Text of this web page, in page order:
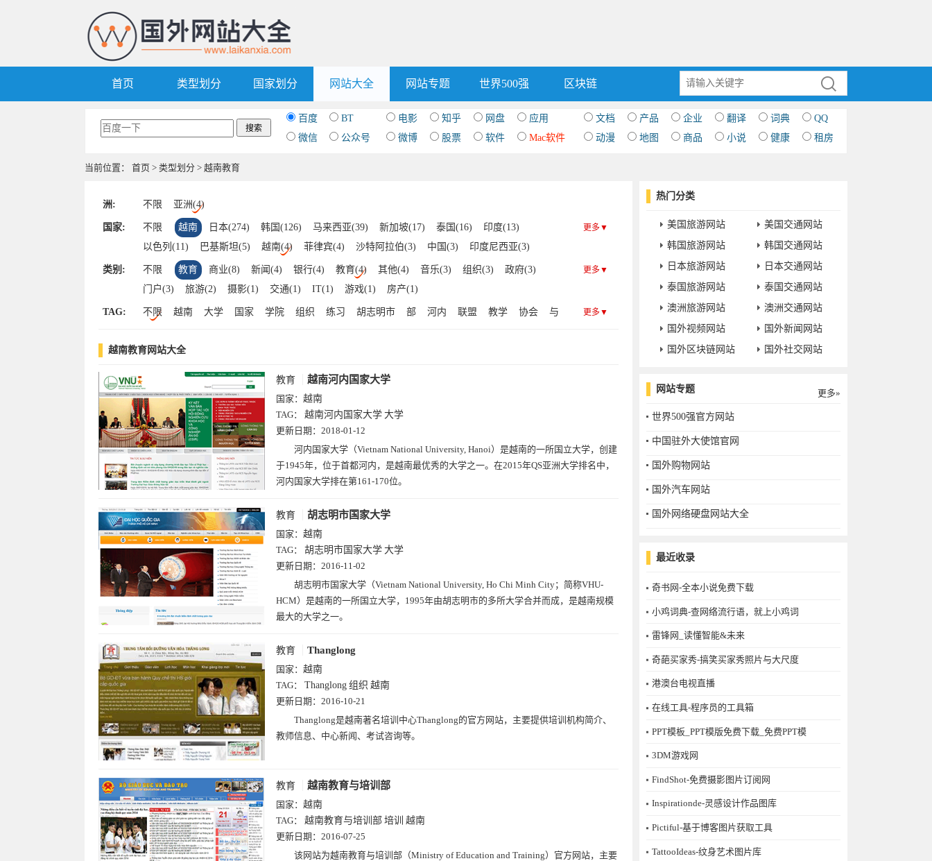
首页 类型划分 国家划分 网站大全 网站专题 世界500强 区块链
百度 BT 电影 知乎 网盘 应用 文档 产品 企业 翻译 词典
QQ
微信
公众号 微博 股票 软件 Mac软件 动漫 地图 商品 小说 健康 租房
当前位置： 首页 > 类型划分 > 越南教育
洲: 不限 亚洲(4)
国家: 不限 越南 日本(274) 韩国(126) 马来西亚(39) 新加坡(17) 泰国(16)
印度(13)
以色列(11)
巴基斯坦(5) 越南(4) 菲律宾(4) 沙特阿拉伯(3) 中国(3)
印度尼西亚(3)
阿联酋(2)
老挝(2) 孟加拉国(2) 柬埔寨(2) 缅甸(1) 伊拉克(1) 不丹(1)
文莱(1)
阿塞拜疆(1)
朝鲜(1) 伊朗(1) 哈萨克斯坦(1) 黎巴嫩(1) 尼泊尔(1)
更多▼
类别: 不限 教育 商业(8) 新闻(4) 银行(4) 教育(4) 其他(4) 音乐(3) 组织(3)
政府(3)
门户(3)
旅游(2) 摄影(1) 交通(1) IT(1) 游戏(1) 房产(1)
更多▼
TAG: 不限 越南 大学 国家 学院 组织 练习 胡志明市 部 河内 联盟 教学 协会
与
更多▼
越南教育网站大全
教育 越南河内国家大学
国家： 越南
TAG： 越南河内国家大学 大学
更新日期： 2018-01-12
河内国家大学（Vietnam National University, Hanoi）是越南的一所国立大学，创建
于1945年，位于首都河内，是越南最优秀的大学之一。在2015年QS亚洲大学排名中，
河内国家大学排在第161-170位。
教育 胡志明市国家大学
国家： 越南
TAG： 胡志明市国家大学 大学
更新日期： 2016-11-02
胡志明市国家大学（Vietnam National University, Ho Chi Minh City；简称VHU-
HCM）是越南的一所国立大学，1995年由胡志明市的多所大学合并而成，是越南规模
最大的大学之一。
教育 Thanglong
国家： 越南
TAG： Thanglong 组织 越南
更新日期： 2016-10-21
Thanglong是越南著名培训中心Thanglong的官方网站，主要提供培训机构简介、
教师信息、中心新闻、考试咨询等。
教育 越南教育与培训部
国家： 越南
TAG： 越南教育与培训部 培训
越南
更新日期： 2016-07-25
该网站为越南教育与培训部（Ministry of Education and Training）官方网站，主要
热门分类
美国旅游网站
美国交通网站
韩国旅游网站
韩国交通网站
日本旅游网站
日本交通网站
泰国旅游网站
泰国交通网站
澳洲旅游网站
澳洲交通网站
国外视频网站
国外新闻网站
国外区块链网站
国外社交网站
网站专题 更多»
世界500强官方网站
中国驻外大使馆官网
国外购物网站
国外汽车网站
国外网络硬盘网站大全
最近收录
奇书网-全本小说免费下载
小鸡词典-查网络流行语，就上小鸡词
雷锋网_读懂智能&未来
奇葩买家秀-搞笑买家秀照片与大尺度
港澳台电视直播
在线工具-程序员的工具箱
PPT模板_PPT模版免费下载_免费PPT模
3DM游戏网
FindShot-免费摄影图片订阅网
Inspirationde-灵感设计作品图库
Pictiful-基于博客图片获取工具
TattooIdeas-纹身艺术图片库